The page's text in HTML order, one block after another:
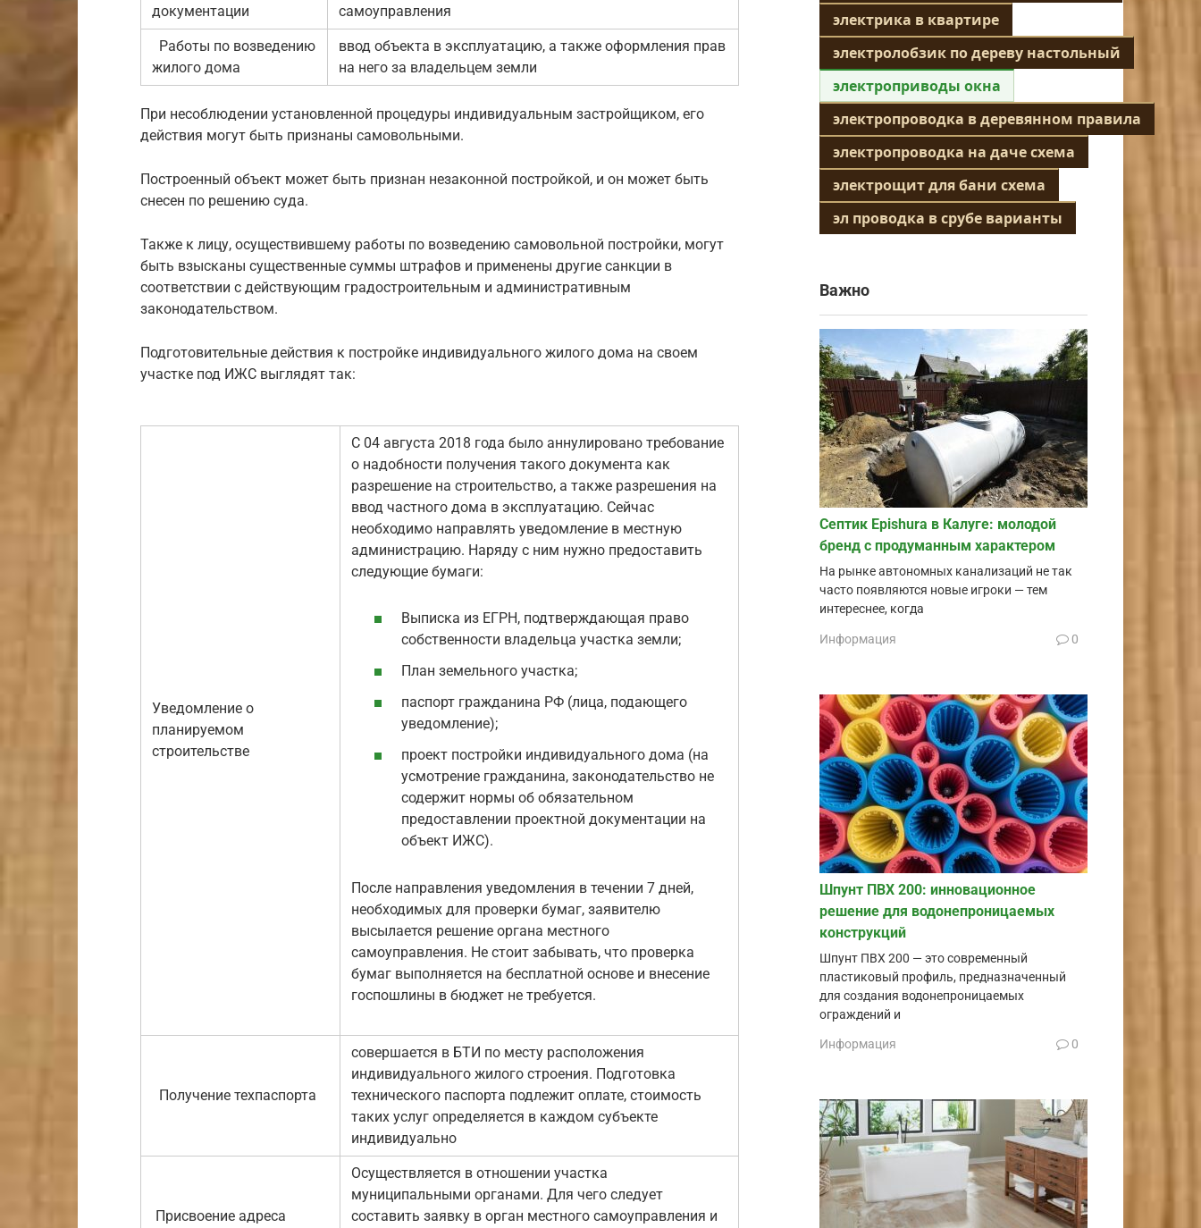
документации
самоуправления
Работы по возведению
жилого дома
ввод объекта в эксплуатацию, а также оформления прав
на него за владельцем земли
При несоблюдении установленной процедуры индивидуальным застройщиком, его
действия могут быть признаны самовольными.
Построенный объект может быть признан незаконной постройкой, и он может быть
снесен по решению суда.
Также к лицу, осуществившему работы по возведению самовольной постройки, могут
быть взысканы существенные суммы штрафов и применены другие санкции в
соответствии с действующим градостроительным и административным
законодательством.
Подготовительные действия к постройке индивидуального жилого дома на своем
участке под ИЖС выглядят так:
Уведомление о
планируемом
строительстве
С 04 августа 2018 года было аннулировано требование
о надобности получения такого документа как
разрешение на строительство, а также разрешения на
ввод частного дома в эксплуатацию. Сейчас
необходимо направлять уведомление в местную
администрацию. Наряду с ним нужно предоставить
следующие бумаги:
Выписка из ЕГРН, подтверждающая право
собственности владельца участка земли;
План земельного участка;
паспорт гражданина РФ (лица, подающего
уведомление);
проект постройки индивидуального дома (на
усмотрение гражданина, законодательство не
содержит нормы об обязательном
предоставлении проектной документации на
объект ИЖС).
После направления уведомления в течении 7 дней,
необходимых для проверки бумаг, заявителю
высылается решение органа местного
самоуправления. Не стоит забывать, что проверка
бумаг выполняется на бесплатной основе и внесение
госпошлины в бюджет не требуется.
Получение техпаспорта
совершается в БТИ по месту расположения
индивидуального жилого строения. Подготовка
технического паспорта подлежит оплате, стоимость
таких услуг определяется в каждом субъекте
индивидуально
Присвоение адреса
Осуществляется в отношении участка
муниципальными органами. Для чего следует
составить заявку в орган местного самоуправления и
электрика в квартире
электролобзик по дереву настольный
электроприводы окна
электропроводка в деревянном правила
электропроводка на даче схема
электрощит для бани схема
эл проводка в срубе варианты
Важно
Септик Epishura в Калуге: молодой
бренд с продуманным характером
На рынке автономных канализаций не так
часто появляются новые игроки — тем
интереснее, когда
Информация 0
Шпунт ПВХ 200: инновационное
решение для водонепроницаемых
конструкций
Шпунт ПВХ 200 — это современный
пластиковый профиль, предназначенный
для создания водонепроницаемых
ограждений и
Информация 0